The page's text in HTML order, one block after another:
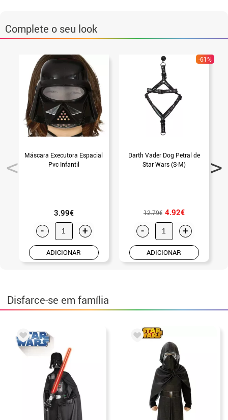
Complete o seu look
Máscara Executora Espacial
Pvc Infantil
3.99€
- +
ADICIONAR
-61%
Darth Vader Dog Petral de
Star Wars (S-M)
12.79€ 4.92€
- +
ADICIONAR
Disfarce-se em família